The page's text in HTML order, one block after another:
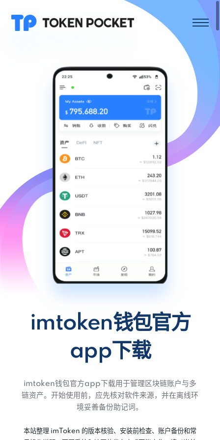
imtoken钱包官方
app下载
imtoken钱包官方app下载用于管理区块链账户与多
链资产。开始使用前，应先核对软件来源，并在离线环
境妥善备份助记词。
本站整理 imToken 的版本核验、安装前检查、账户备份和常